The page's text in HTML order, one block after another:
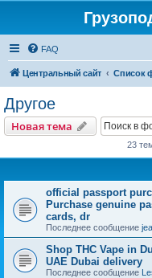
FAQ
Центральный сайт Список
Другое
Новая тема
23
official passport
Purchase genuine
cards, dr
Последнее сообщение
Shop THC Vape in
UAE Dubai delivery
Последнее сообщение